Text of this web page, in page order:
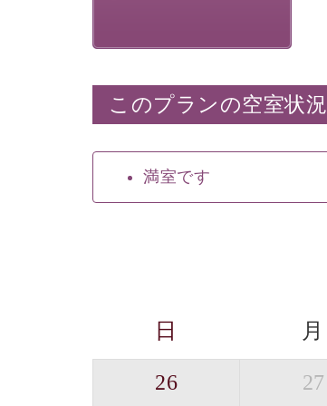
このプランの空室状況
満室です
日 月
26 27